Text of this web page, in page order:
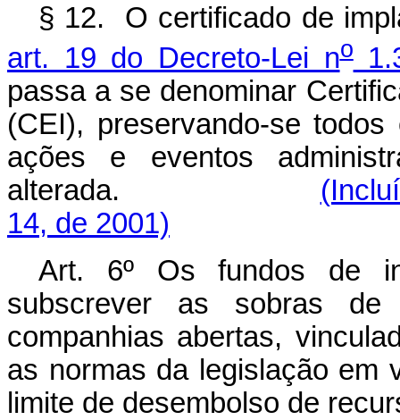
§ 12. O certificado de
art. 19 do Decreto-Lei no
passa a se denominar
(CEI), preservando-se
ações e eventos
alterada.
14, de 2001)
Art. 6º Os fundos de
subscrever as sobras de
companhias abertas,
as normas da legislação em
limite de desembolso de